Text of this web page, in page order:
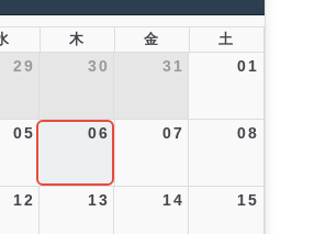
木 金 土
29 30 31 01
05 06 07 08
12 13 14 15